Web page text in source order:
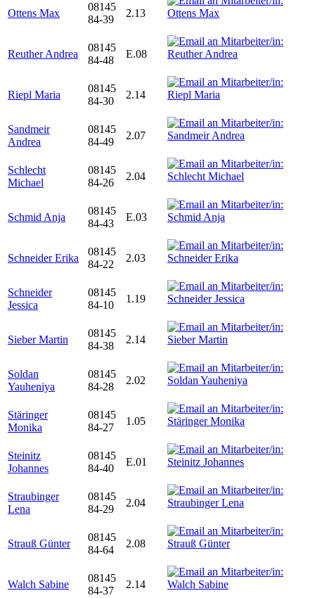
Ottens Max
08145
84-39
2.13
Reuther Andrea
08145
84-48
E.08
Riepl Maria
08145
84-30
2.14
Sandmeir
Andrea
08145
84-49
2.07
Schlecht
Michael
08145
84-26
2.04
Schmid Anja
08145
84-43
E.03
Schneider Erika
08145
84-22
2.03
Schneider
Jessica
08145
84-10
1.19
Sieber Martin
08145
84-38
2.14
Soldan
Yauheniya
08145
84-28
2.02
Stäringer
Monika
08145
84-27
1.05
Steinitz
Johannes
08145
84-40
E.01
Straubinger
Lena
08145
84-29
2.04
Strauß Günter
08145
84-64
2.08
Walch Sabine
08145
84-37
2.14